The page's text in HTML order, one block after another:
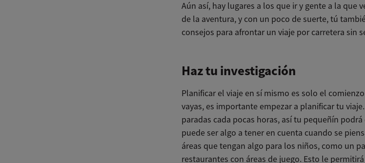
Aún así, hay lugares a los que ir y gente a la que
de la aventura, y con un poco de suerte, tú
consejos para afrontar un viaje por carretera sin
Haz tu investigación
Planificar el viaje en sí mismo es solo el
vayas, es importante empezar a planificar tu
paradas cada pocas horas, así tu pequeñín
puede ser algo a tener en cuenta cuando se
áreas que tengan algo para los niños, como un
restaurantes con áreas de juego. Esto le